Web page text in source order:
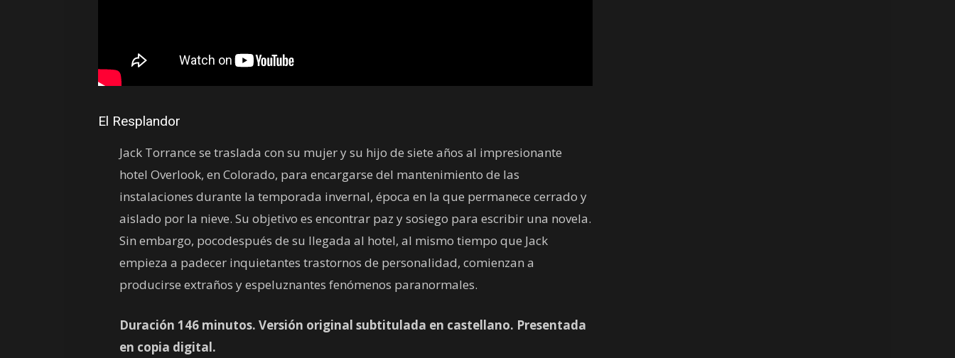
El Resplandor
Jack Torrance se traslada con su mujer y su hijo de siete años al impresionante
hotel Overlook, en Colorado, para encargarse del mantenimiento de las
instalaciones durante la temporada invernal, época en la que permanece cerrado y
aislado por la nieve. Su objetivo es encontrar paz y sosiego para escribir una novela.
Sin embargo, pocodespués de su llegada al hotel, al mismo tiempo que Jack
empieza a padecer inquietantes trastornos de personalidad, comienzan a
producirse extraños y espeluznantes fenómenos paranormales.
Duración 146 minutos. Versión original subtitulada en castellano. Presentada
en copia digital.